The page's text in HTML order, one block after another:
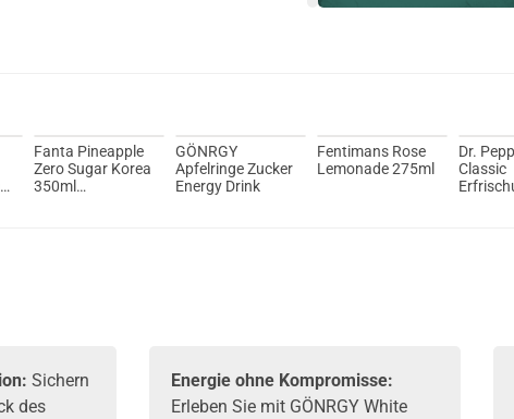
Fanta Pineapple
Zero Sugar Korea
350ml
GÖNRGY
Apfelringe Zucker
Energy Drink
Fentimans Rose
Lemonade 275ml
Dr.
Classic
Sichern
des
Energie ohne Kompromisse:
Erleben Sie mit GÖNRGY White